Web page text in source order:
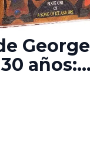
George
años:
de la